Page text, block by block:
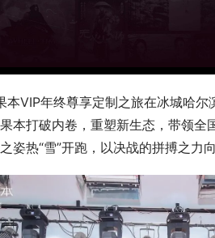
VIP年终尊享定制之旅在冰城哈
本打破内卷，重塑新生态，带领
姿热“雪”开跑，以决战的拼搏之力